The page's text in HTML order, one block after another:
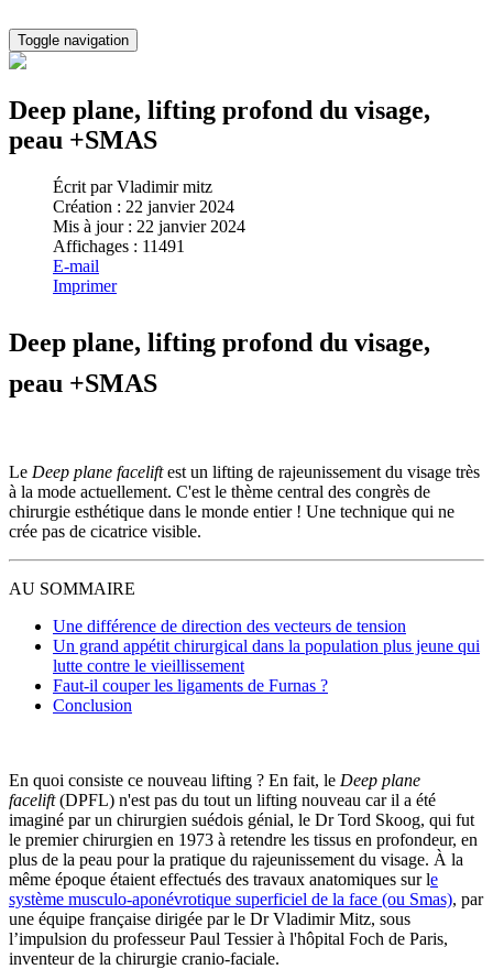
Toggle navigation
Deep plane, lifting profond du visage,
peau +SMAS
Écrit parVladimir mitz
Création : 22 janvier 2024
Mis à jour : 22 janvier 2024
Affichages : 11491
E-mail
Imprimer
Deep plane, lifting profond du visage,
peau +SMAS
Le Deep plane faceliftest un lifting de rajeunissement du visage très
à la mode actuellement. C'est le thème central des congrès de
chirurgie esthétique dans le monde entier ! Une technique qui ne
crée pas de cicatrice visible.
AU SOMMAIRE
Une différence de direction des vecteurs de tension
Un grand appétit chirurgical dans la population plus jeune qui
lutte contre le vieillissement
Faut-il couper les ligaments de Furnas ?
Conclusion
En quoi consiste ce nouveau lifting ? En fait, le Deep plane
facelift(DPFL) n'est pas du tout un lifting nouveau car il a été
imaginé par un chirurgien suédois génial, le Dr Tord Skoog, qui fut
le premier chirurgien en 1973 à retendre les tissus en profondeur, en
plus de la peau pour la pratique du rajeunissement du visage. À la
même époque étaient effectués des travaux anatomiques sur le
système musculo-aponévrotique superficiel de la face (ou Smas), par
une équipe française dirigée par le Dr Vladimir Mitz, sous
l’impulsion du professeur Paul Tessier à l'hôpital Foch de Paris,
inventeur de la chirurgie cranio-faciale.